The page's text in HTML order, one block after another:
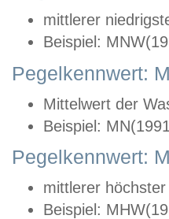
mittlerer
Beispiel:
Pegelkennwert:
Mittelwert der
Beispiel:
Pegelkennwert:
mittlerer
Beispiel: